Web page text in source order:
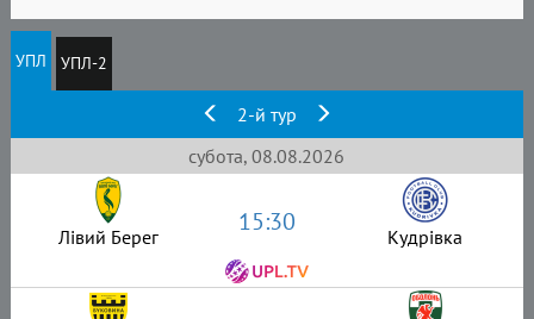
УПЛ УПЛ-2
2-й тур
субота, 08.08.2026
Лівий Берег 15:30 Кудрівка